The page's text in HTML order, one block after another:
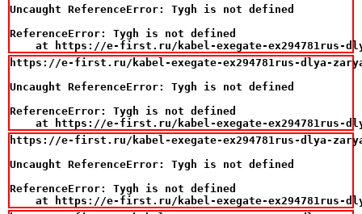
Uncaught ReferenceError: Tygh is not defined
ReferenceError: Tygh is not defined
at https://e-first.ru/kabel-exegate-ex294781rus-
https://e-first.ru/kabel-exegate-ex294781rus-dlya-
Uncaught ReferenceError: Tygh is not defined
ReferenceError: Tygh is not defined
at https://e-first.ru/kabel-exegate-ex294781rus-
https://e-first.ru/kabel-exegate-ex294781rus-dlya-
Uncaught ReferenceError: Tygh is not defined
ReferenceError: Tygh is not defined
at https://e-first.ru/kabel-exegate-ex294781rus-